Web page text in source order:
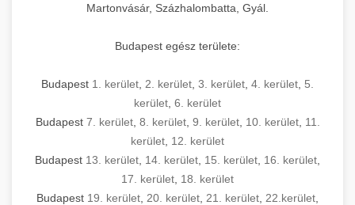
Martonvásár, Százhalombatta, Gyál.
Budapest egész területe:
Budapest 1. kerület 2. kerület 3. kerület 4. kerület 5.
kerület 6. kerület
Budapest 7. kerület, 8. kerület, 9. kerület, 10. kerület, 11.
kerület 12. kerület
Budapest 13. kerület 14. kerület 15. kerület 16. kerület
17. kerület 18. kerület
Budapest 19. kerület 20. kerület 21. kerület 22.kerület